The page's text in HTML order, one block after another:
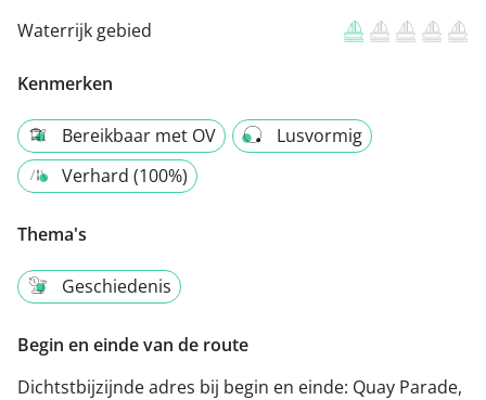
Waterrijk gebied
Kenmerken
Bereikbaar met OV
Lusvormig
Verhard (100%)
Thema's
Geschiedenis
Begin en einde van de route
Dichtstbijzijnde adres bij begin en einde: Quay Parade,